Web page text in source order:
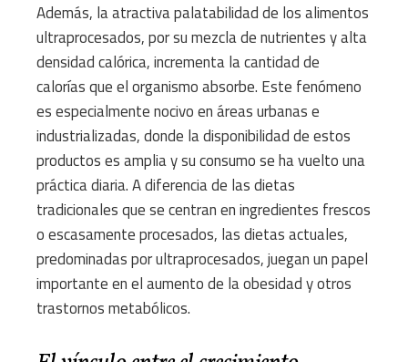
Además, la atractiva palatabilidad de los alimentos
ultraprocesados, por su mezcla de nutrientes y alta
densidad calórica, incrementa la cantidad de
calorías que el organismo absorbe. Este fenómeno
es especialmente nocivo en áreas urbanas e
industrializadas, donde la disponibilidad de estos
productos es amplia y su consumo se ha vuelto una
práctica diaria. A diferencia de las dietas
tradicionales que se centran en ingredientes frescos
o escasamente procesados, las dietas actuales,
predominadas por ultraprocesados, juegan un papel
importante en el aumento de la obesidad y otros
trastornos metabólicos.